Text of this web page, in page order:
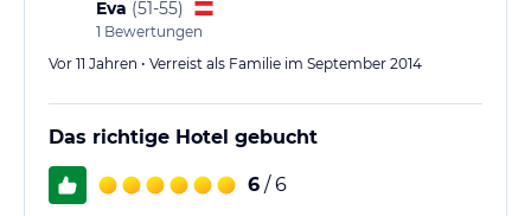
Eva (51-55)
1 Bewertungen
Vor 11 Jahren • Verreist als Familie im September 2014
Das richtige Hotel gebucht
6 / 6